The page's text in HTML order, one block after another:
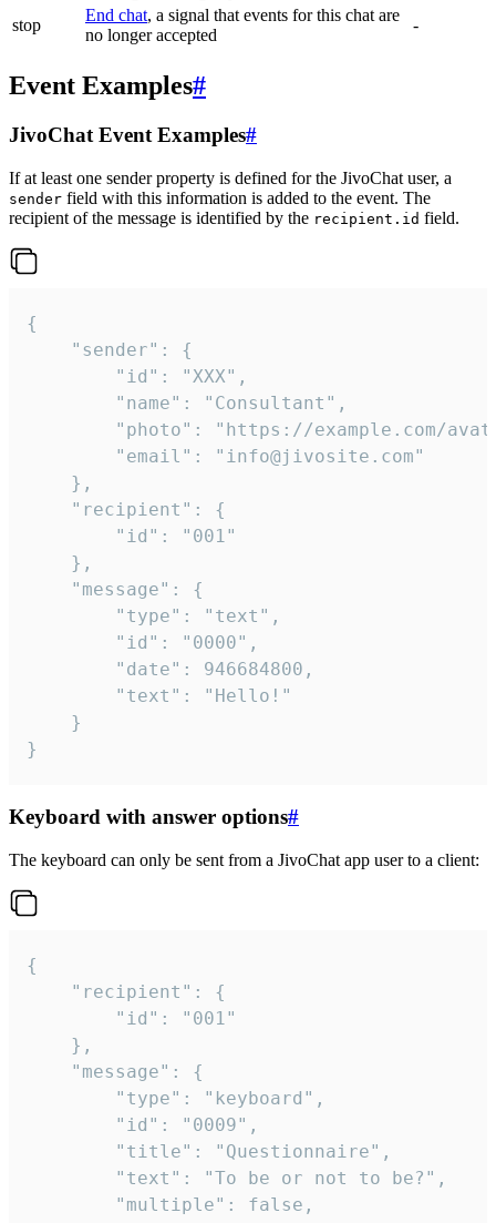
stop
End chat, a signal that events for this chat are
no longer accepted
-
Event Examples#
JivoChat Event Examples#
If at least one sender property is defined for the JivoChat user, a
sender field with this information is added to the event. The
recipient of the message is identified by the recipient.id field.
{
}
Keyboard with answer options#
The keyboard can only be sent from a JivoChat app user to a client:
{